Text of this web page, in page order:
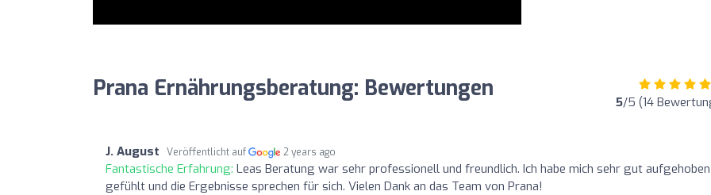
Prana Ernährungsberatung: Bewertungen 5/5 (14
J. August Veröffentlicht auf 2 years ago
Fantastische Erfahrung: Leas Beratung war sehr professionell und freundlich. Ich habe mich sehr gut aufgehoben
gefühlt und die Ergebnisse sprechen für sich. Vielen Dank an das Team von Prana!